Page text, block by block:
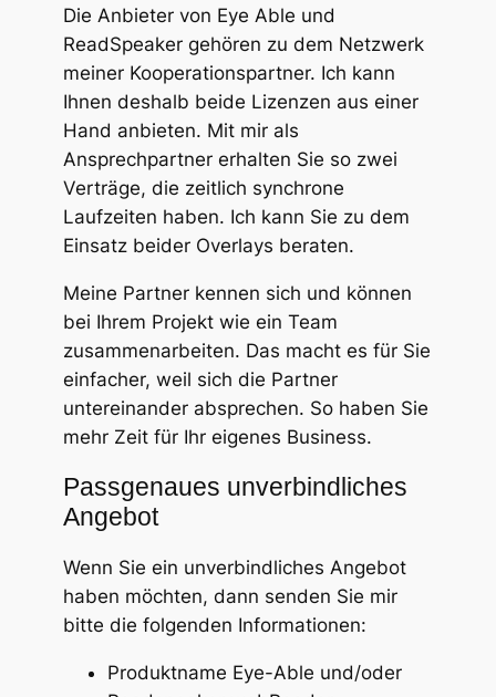
Die Anbieter von Eye Able und
ReadSpeaker gehören zu dem Netzwerk
meiner Kooperationspartner. Ich kann
Ihnen deshalb beide Lizenzen aus einer
Hand anbieten. Mit mir als
Ansprechpartner erhalten Sie so zwei
Verträge, die zeitlich synchrone
Laufzeiten haben. Ich kann Sie zu dem
Einsatz beider Overlays beraten.
Meine Partner kennen sich und können
bei Ihrem Projekt wie ein Team
zusammenarbeiten. Das macht es für Sie
einfacher, weil sich die Partner
untereinander absprechen. So haben Sie
mehr Zeit für Ihr eigenes Business.
Passgenaues unverbindliches
Angebot
Wenn Sie ein unverbindliches Angebot
haben möchten, dann senden Sie mir
bitte die folgenden Informationen:
Produktname Eye-Able und/oder